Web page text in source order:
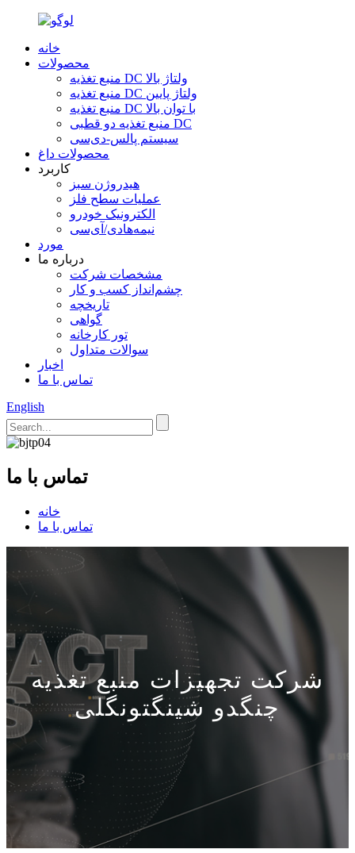
خانه
محصولات
منبع تغذیه DC ولتاژ بالا
منبع تغذیه DC ولتاژ پایین
منبع تغذیه DC با توان بالا
منبع تغذیه دو قطبی DC
سیستم پالس-دی‌سی
محصولات داغ
کاربرد
هیدروژن سبز
عملیات سطح فلز
الکترونیک خودرو
نیمه‌هادی/آی‌سی
مورد
درباره ما
مشخصات شرکت
چشم‌انداز کسب و کار
تاریخچه
گواهی
تور کارخانه
سوالات متداول
اخبار
تماس با ما
English
تماس با ما
خانه
تماس با ما
شرکت تجهیزات منبع تغذیه
چنگدو شینگتونگلی